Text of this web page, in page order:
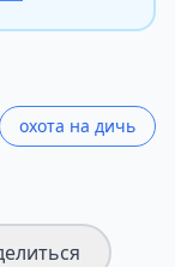
охота на дичь